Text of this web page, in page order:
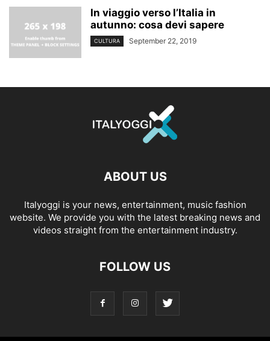
In viaggio verso l’Italia in
autunno: cosa devi sapere
CULTURA September 22, 2019
ABOUT US
Italyoggi is your news, entertainment, music fashion
website. We provide you with the latest breaking news and
videos straight from the entertainment industry.
FOLLOW US